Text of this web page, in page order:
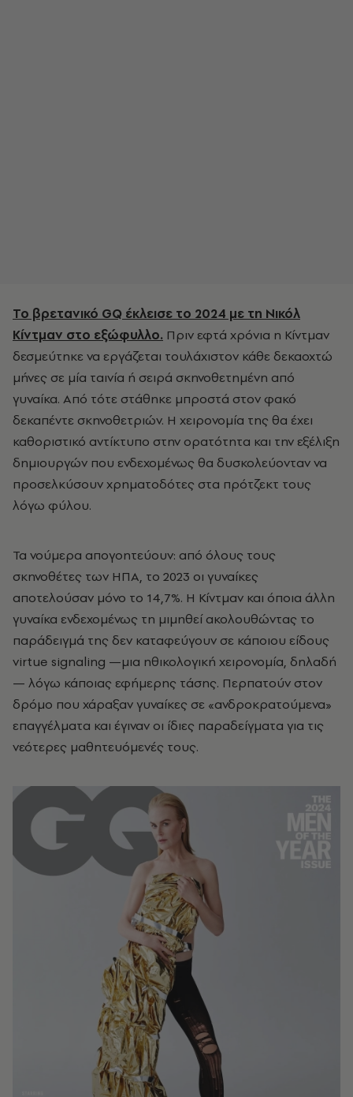
Το βρετανικό GQ έκλεισε το 2024 με τη Νικόλ
Κίντμαν στο εξώφυλλο. Πριν εφτά χρόνια η Κίντμαν
δεσμεύτηκε να εργάζεται τουλάχιστον κάθε δεκαοχτώ
μήνες σε μία ταινία ή σειρά σκηνοθετημένη από
γυναίκα. Από τότε στάθηκε μπροστά στον φακό
δεκαπέντε σκηνοθετριών. Η χειρονομία της θα έχει
καθοριστικό αντίκτυπο στην ορατότητα και την εξέλιξη
δημιουργών που ενδεχομένως θα δυσκολεύονταν να
προσελκύσουν χρηματοδότες στα πρότζεκτ τους
λόγω φύλου.
Τα νούμερα απογοητεύουν: από όλους τους
σκηνοθέτες των ΗΠΑ, το 2023 οι γυναίκες
αποτελούσαν μόνο το 14,7%. Η Κίντμαν και όποια άλλη
γυναίκα ενδεχομένως τη μιμηθεί ακολουθώντας το
παράδειγμά της δεν καταφεύγουν σε κάποιου είδους
virtue signaling —μια ηθικολογική χειρονομία, δηλαδή
— λόγω κάποιας εφήμερης τάσης. Περπατούν στον
δρόμο που χάραξαν γυναίκες σε «ανδροκρατούμενα»
επαγγέλματα και έγιναν οι ίδιες παραδείγματα για τις
νεότερες μαθητευόμενές τους.